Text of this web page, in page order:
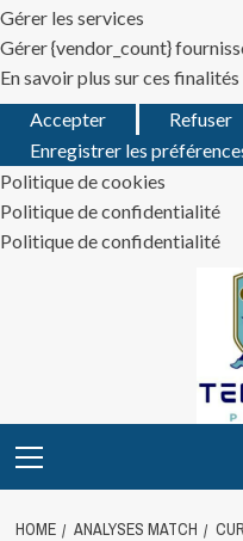
Gérer les services
Gérer {vendor_count}
En savoir plus sur ces finalités
Accepter
Refuser
Enregistrer les
Politique de cookies
Politique de confidentialité
Politique de confidentialité
Menu
HOME ANALYSES MATCH